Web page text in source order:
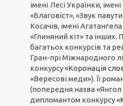
імені Лесі Українки,
«Благовіст», «Звук
Косачів, імені
«Глиняний кіт» та
багатьох конкурсів та
Гран-прі Міжнародного
конкурсу«Коронація
«Вересові меди»). Її
(попередня назва «Янгол
дипломантом конкурсу